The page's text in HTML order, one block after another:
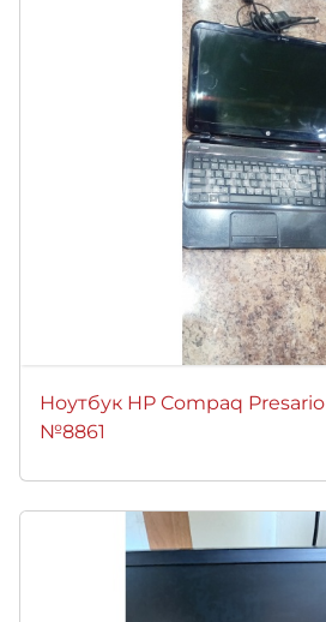
Ноутбук HP Compaq Presario
№8861